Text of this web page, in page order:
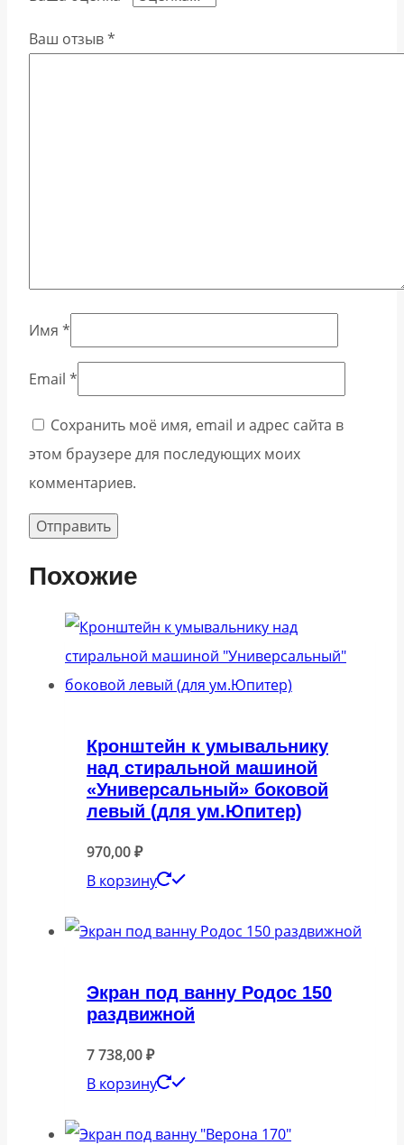
Ваш отзыв*
Имя *
Email *
Сохранить моё имя, email и адрес сайта в
этом браузере для последующих моих
комментариев.
Похожие
Кронштейн к умывальнику
над стиральной машиной
«Универсальный» боковой
левый (для ум.Юпитер)
970,00₽
В корзину
Экран под ванну Родос 150
раздвижной
7 738,00₽
В корзину